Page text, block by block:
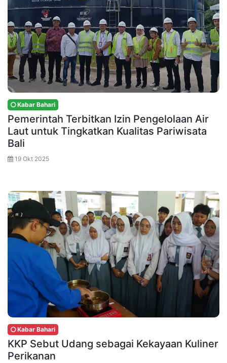
Kabar Bahari
Pemerintah Terbitkan Izin Pengelolaan Air
Laut untuk Tingkatkan Kualitas Pariwisata
Bali
19 Okt 2025
Kabar Bahari
KKP Sebut Udang sebagai Kekayaan Kuliner
Perikanan